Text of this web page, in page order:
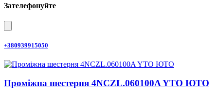
Зателефонуйте
+380939915050
Проміжна шестерня 4NCZL.060100A YTO ЮТО